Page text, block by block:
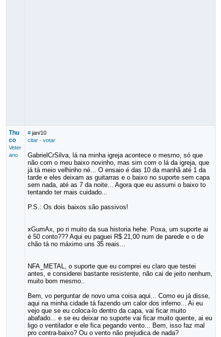
Thu
co
Veter
ano
# jan/10
citar· votar
GabrielCrSilva, lá na minha igreja acontece o mesmo, só que
não com o meu baixo novinho, mas sim com o lá da igreja, que
já tá meio velhinho né... O ensaio é das 10 da manhã até 1 da
tarde e eles deixam as guitarras e o baixo no suporte sem capa
sem nada, até as 7 da noite... Agora que eu assumi o baixo to
tentando ter mais cuidado...
P.S.: Os dois baixos são passivos!
xGumAx, po ri muito da sua historia hehe. Poxa, um suporte ai
é 50 conto??? Aqui eu paguei R$ 21,00 num de parede e o de
chão tá no máximo uns 35 reais...
NFA_METAL, o suporte que eu comprei eu claro que testei
antes, e considerei bastante resistente, não cai de jeito nenhum,
muito bom mesmo..
Bem, vo perguntar de novo uma coisa aqui... Como eu já disse,
aqui na minha cidade tá fazendo um calor dos inferno... Ai eu
vejo que se eu coloca-lo dentro da capa, vai ficar muito
abafado... e se eu deixar no suporte vai ficar muito quente, ai eu
ligo o ventilador e ele fica pegando vento... Bem, isso faz mal
pro contra-baixo? Ou o vento não prejudica de nada?